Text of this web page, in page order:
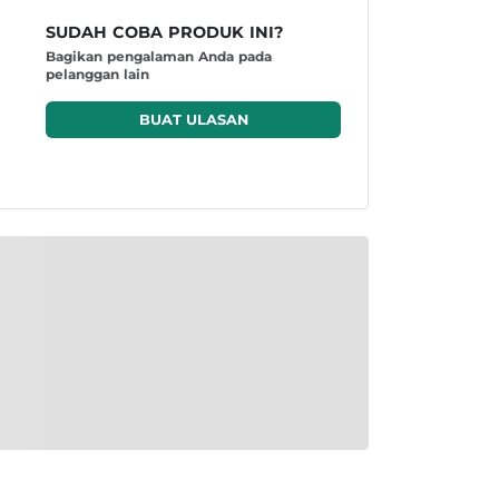
SUDAH COBA PRODUK INI?
Bagikan pengalaman Anda pada
pelanggan lain
BUAT ULASAN